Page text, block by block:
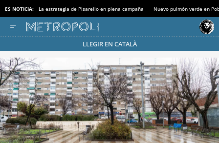
ES NOTICIA: La estrategia de Pisarello en plena campaña Nuevo pulmón verde en
LLEGIR EN CATALÀ
Pásate al MODO AHORRO